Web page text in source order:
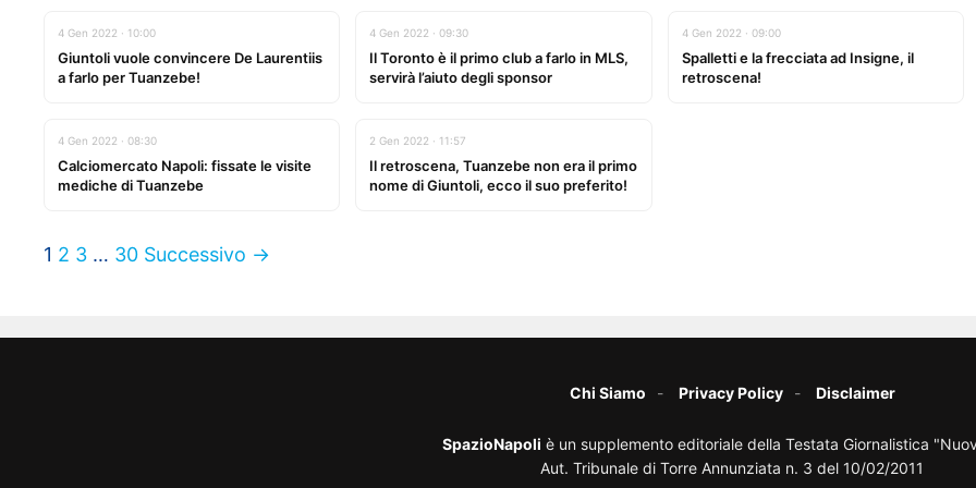
4 Gen 2022 · 10:00
Giuntoli vuole convincere De Laurentiis
a farlo per Tuanzebe!
4 Gen 2022 · 09:30
Il Toronto è il primo club a farlo in MLS,
servirà l’aiuto degli sponsor
4 Gen 2022 · 09:00
Spalletti e la frecciata ad Insigne, il
retroscena!
4 Gen 2022 · 08:30
Calciomercato Napoli: fissate le visite
mediche di Tuanzebe
2 Gen 2022 · 11:57
Il retroscena, Tuanzebe non era il primo
nome di Giuntoli, ecco il suo preferito!
1 2 3 … 30 Successivo →
Chi Siamo Privacy Policy Disclaimer
SpazioNapoli è un supplemento editoriale della Testata Giornalistica
Aut. Tribunale di Torre Annunziata n. 3 del 10/02/2011